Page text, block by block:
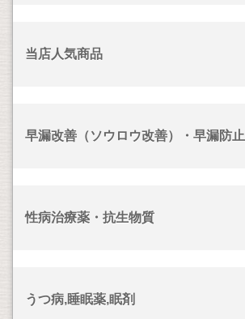
当店人気商品
早漏改善（ソウロウ改善）・早漏防止
性病治療薬・抗生物質
うつ病,睡眠薬,眠剤